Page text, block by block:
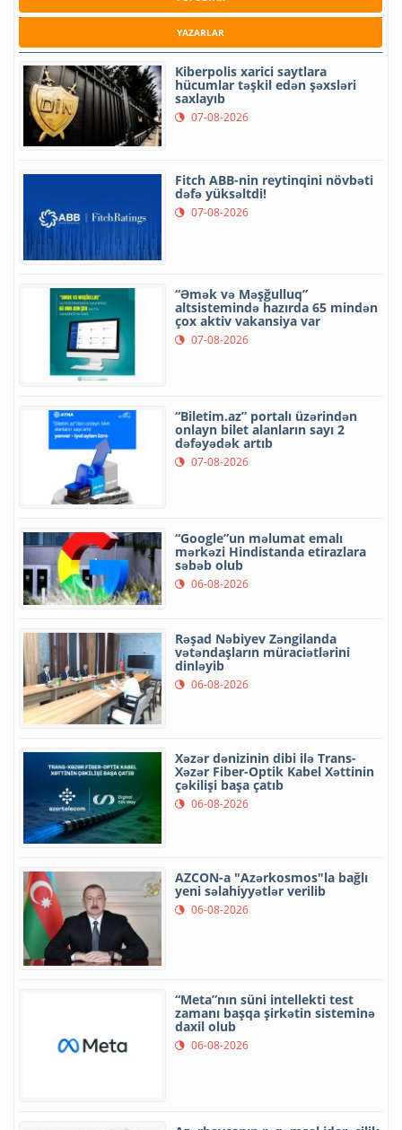
YAZARLAR
Kiberpolis xarici saytlara
hücumlar təşkil edən şəxsləri
saxlayıb
07-08-2026
Fitch ABB-nin reytinqini növbəti
dəfə yüksəltdi!
07-08-2026
“Əmək və Məşğulluq”
altsistemində hazırda 65 mindən
çox aktiv vakansiya var
07-08-2026
“Biletim.az” portalı üzərindən
onlayn bilet alanların sayı 2
dəfəyədək artıb
07-08-2026
“Google”un məlumat emalı
mərkəzi Hindistanda etirazlara
səbəb olub
06-08-2026
Rəşad Nəbiyev Zəngilanda
vətəndaşların müraciətlərini
dinləyib
06-08-2026
Xəzər dənizinin dibi ilə Trans-
Xəzər Fiber-Optik Kabel Xəttinin
çəkilişi başa çatıb
06-08-2026
AZCON-a "Azərkosmos"la bağlı
yeni səlahiyyətlər verilib
06-08-2026
“Meta”nın süni intellekti test
zamanı başqa şirkətin sisteminə
daxil olub
06-08-2026